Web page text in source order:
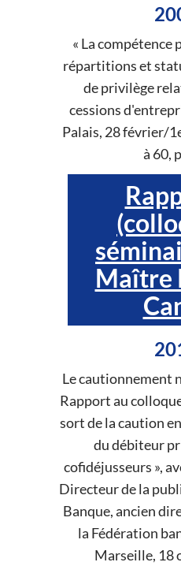
« La compétence
répartitions et
de privilège
cessions
Palais, 28 février/
à 60,
Maître
Le cautionnement
Rapport au colloque
sort de la caution
du débiteur
cofidéjusseurs »,
Directeur de la
Banque, ancien
la Fédération
Marseille, 18